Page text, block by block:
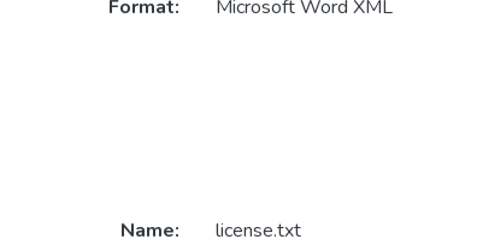
Format:
Microsoft Word XML
Name:
license.txt